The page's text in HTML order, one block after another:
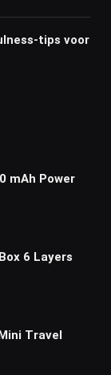
tips voor
mAh Power
6 Layers
Travel